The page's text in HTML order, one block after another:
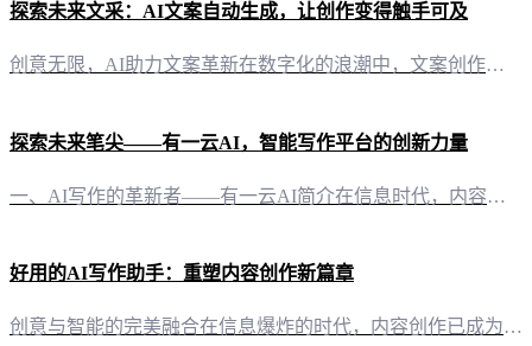
探索未来文采：AI文案自动生成，让创作变得触手可及
创意无限，AI助力文案革新在数字化的浪潮中，文案创作逐渐成为自媒体时代的重要技能。然而，面对日益繁重的创作任务，许多创作者常常感到力不从心。这时，“有一云AI”应运而生，以智能化的力量，为文案创作带来前所未有的便捷与高效。 智能排版，美学与功能的完美融合“有一云AI”在内容排版上独具匠心，提供包含标题、内容、图文、分隔、引导等五大类数千款装修皮肤。无论是追求简洁大气的风格，还是偏爱精致细腻的设计
探索未来笔尖——有一云AI，智能写作平台的创新力量
一、AI写作的革新者——有一云AI简介在信息时代，内容创作如同一场不息的浪潮，推动着社会的进步。有一云AI，应运而生，作为一款创新型AI智能写作+排版软件，它以科技之翼，为自媒体创作者开辟了一条高效、便捷的创作之路。 二、内容排版，艺术与技术的完美融合在众多内容排版软件中，有一云AI独树一帜。它提供了标题、内容、图文、分隔、引导等五大类数千款装修皮肤，每一款都如同精心设计的艺术品，既满足视觉美感
好用的AI写作助手：重塑内容创作新篇章
创意与智能的完美融合在信息爆炸的时代，内容创作已成为自媒体人的核心竞争力。然而，面对日益繁重的创作任务，如何高效、高质量地输出内容，成为许多创作者的难题。此时，“有一云AI”应运而生，以其卓越的AI智能写作功能，为创作者们带来一场颠覆性的内容创作革命。 AI智能写作，让创作轻松自如“有一云AI”是一款创新型AI智能写作+排版软件，旨在为自媒体创作者提供前沿的AI技术服务。它通过深度学习算法，能够